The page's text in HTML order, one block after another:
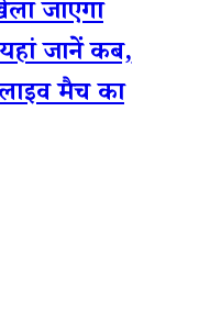
जाएगा
जानें कब,
मैच का